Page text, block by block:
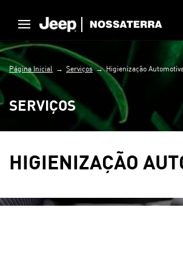
Página Inicial Serviços Higienização
SERVIÇOS
HIGIENIZAÇÃO